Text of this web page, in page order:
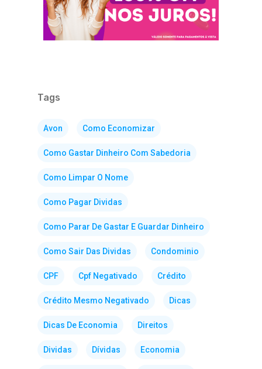
Tags
Avon Como Economizar
Como Gastar Dinheiro Com Sabedoria
Como Limpar O Nome
Como Pagar Dividas
Como Parar De Gastar E Guardar Dinheiro
Como Sair Das Dividas Condominio
CPF Cpf Negativado Crédito
Crédito Mesmo Negativado Dicas
Dicas De Economia Direitos
Dividas Dívidas Economia